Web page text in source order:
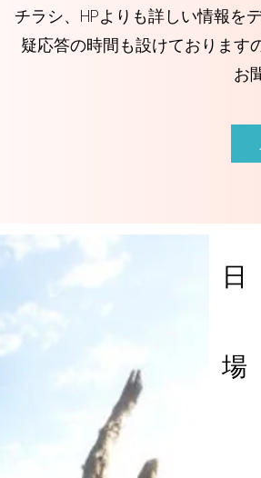
チラシ、HPよりも詳しい情報を
疑応答の時間も設けております
お